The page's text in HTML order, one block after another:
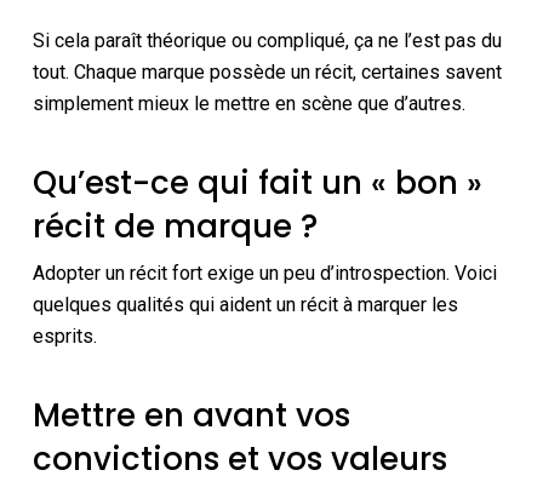
Si cela paraît théorique ou compliqué, ça ne l’est pas du
tout. Chaque marque possède un récit, certaines savent
simplement mieux le mettre en scène que d’autres.
Qu’est-ce qui fait un « bon »
récit de marque ?
Adopter un récit fort exige un peu d’introspection. Voici
quelques qualités qui aident un récit à marquer les
esprits.
Mettre en avant vos
convictions et vos valeurs